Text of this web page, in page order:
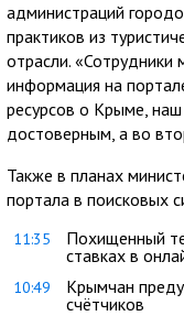
администраций
практиков из
отрасли. «Сотрудники
информация на
ресурсов о Крыме,
достоверным, а во
Также в планах
портала в поисковых
11:35
Похищенный
ставках в
10:49
Крымчан
счётчиков